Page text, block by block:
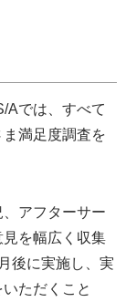
Aでは、すべて
満足度調査を
アフターサー
を幅広く収集
後に実施し、実
ただくこと